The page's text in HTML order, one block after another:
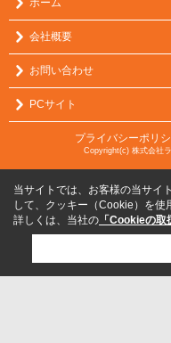
ホーム
会社概要
お問い合わせ
PCサイト
プライバシーポリ
Copyright(c) 株式会社
当サイトでは、お客様の当サイ
して、クッキー（Cookie）を使
詳しくは、当社の 「Cookieの取